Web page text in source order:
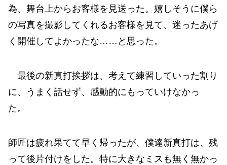
為、舞台上からお客様を見送った。嬉しそうに僕ら
の写真を撮影してくれるお客様を見て、迷ったあげ
く開催してよかったな……と思った。
最後の新真打挨拶は、考えて練習していった割り
に、うまく話せず、感動的にもっていけなかっ
た。
師匠は疲れ果てて早く帰ったが、僕達新真打は、残
って後片付けをした。特に大きなミスも無く無かっ